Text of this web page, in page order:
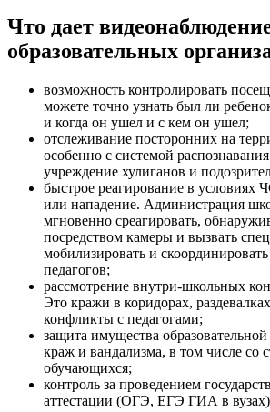
Что дает
образовательных
возможность контролировать
можете точно узнать был ли
и когда он ушел и с кем он ушел;
отслеживание посторонних на
особенно с системой
учреждение хулиганов и
быстрое реагирование в условиях
или нападение. Администрация
мгновенно среагировать,
посредством камеры и вызвать
мобилизировать и
педагогов;
рассмотрение внутри-школьных
Это кражи в коридорах,
конфликты с педагогами;
защита имущества
краж и вандализма, в том числе со
обучающихся;
контроль за проведением
аттестации (ОГЭ, ЕГЭ ГИА в